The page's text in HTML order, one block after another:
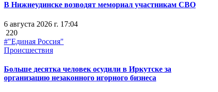
В Нижнеудинске возводят мемориал участникам СВО
6 августа 2026 г. 17:04
220
#"Единая Россия"
Происшествия
Больше десятка человек осудили в Иркутске за
организацию незаконного игорного бизнеса